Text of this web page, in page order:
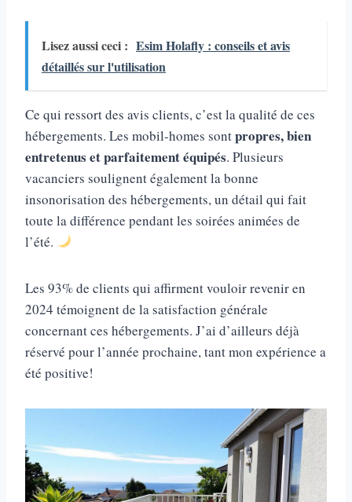
Lisez aussi ceci : Esim Holafly : conseils et avis
détaillés sur l'utilisation
Ce qui ressort des avis clients, c’est la qualité de ces
hébergements. Les mobil-homes sontpropres, bien
entretenus et parfaitement équipés. Plusieurs
vacanciers soulignent également la bonne
insonorisation des hébergements, un détail qui fait
toute la différence pendant les soirées animées de
l’été.
Les 93% de clients qui affirment vouloir revenir en
2024 témoignent de la satisfaction générale
concernant ces hébergements. J’ai d’ailleurs déjà
réservé pour l’année prochaine, tant mon expérience a
été positive!